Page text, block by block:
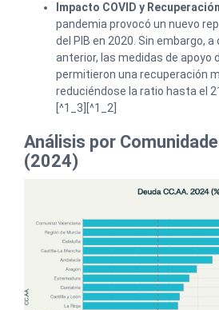
Impacto COVID y
pandemia provocó un nuevo
del PIB en 2020. Sin embargo,
anterior, las medidas de apoyo
permitieron una recuperación
reduciéndose la ratio hasta el
[^1_3][^1_2]
Análisis por
(2024)